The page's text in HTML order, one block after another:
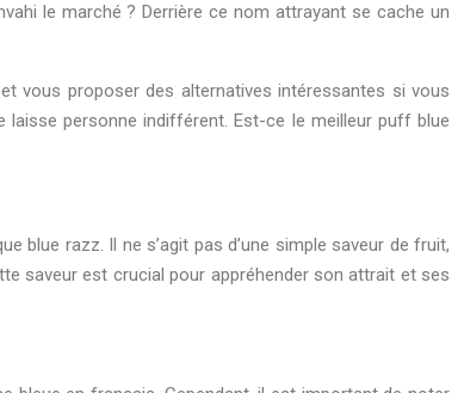
le marché ? Derrière ce nom attrayant se cache un
vous proposer des alternatives intéressantes si vous
laisse personne indifférent. Est-ce le meilleur puff blue
blue razz. Il ne s’agit pas d’une simple saveur de fruit,
saveur est crucial pour appréhender son attrait et ses